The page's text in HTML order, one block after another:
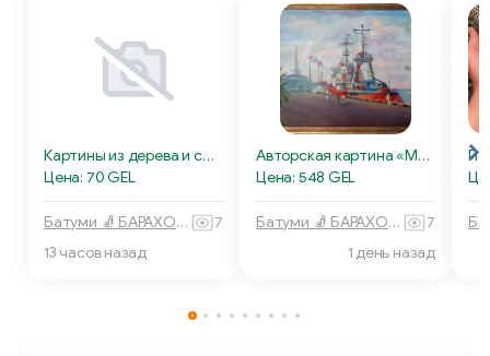
Картины из дерева и смолы
Цена: 70 GEL
Батуми 🧦 БАРАХОЛКА
7
13 часов назад
Авторская картина «Морской порт Батуми»
Цена: 548 GEL
Батуми 🧦 БАРАХОЛКА
7
1 день назад